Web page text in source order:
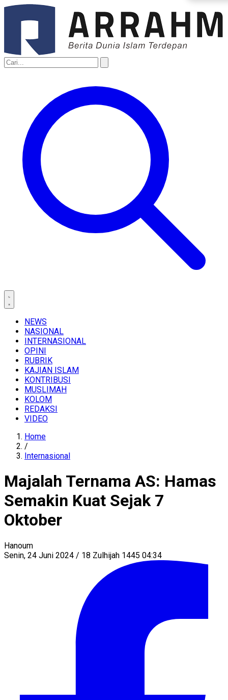
NEWS
NASIONAL
INTERNASIONAL
OPINI
RUBRIK
KAJIAN ISLAM
KONTRIBUSI
MUSLIMAH
KOLOM
REDAKSI
VIDEO
Home
/
Internasional
Majalah Ternama AS: Hamas
Semakin Kuat Sejak 7
Oktober
Hanoum
Senin, 24 Juni 2024 / 18 Zulhijah 1445 04:34